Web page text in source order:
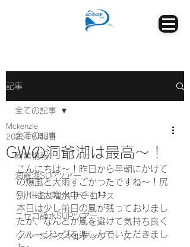
記事
全ての記事
新着情報
洞爺湖SUPツアー
リバーSUPビギナーコース
ニセコ静水SUPツアー
リバーSUPスキルアップコース
全ての記事
GWの洞爺湖は最高～！
Mckenzie
2025年5月3日
こんにちは～！昨日から早朝にかけて
の爆風と大雨すごかったですね～！尻
別川は大増水中です⤴⤴
本日は少し前日の風が残っておりまし
たが、なんとか風を避けて気持ち良く
クルージングを楽しんでいただきまし